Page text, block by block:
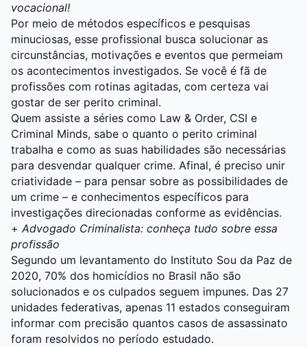
vocacional!
Por meio de métodos específicos e pesquisas
minuciosas, esse profissional busca solucionar as
circunstâncias, motivações e eventos que permeiam
os acontecimentos investigados. Se você é fã de
profissões com rotinas agitadas, com certeza vai
gostar de ser perito criminal.
Quem assiste a séries como Law & Order, CSI e
Criminal Minds, sabe o quanto o perito criminal
trabalha e como as suas habilidades são necessárias
para desvendar qualquer crime. Afinal, é preciso unir
criatividade – para pensar sobre as possibilidades de
um crime – e conhecimentos específicos para
investigações direcionadas conforme as evidências.
+Advogado Criminalista: conheça tudo sobre essa
profissão
Segundo um levantamento do Instituto Sou da Paz de
2020, 70% dos homicídios no Brasil não são
solucionados e os culpados seguem impunes. Das 27
unidades federativas, apenas 11 estados conseguiram
informar com precisão quantos casos de assassinato
foram resolvidos no período estudado.